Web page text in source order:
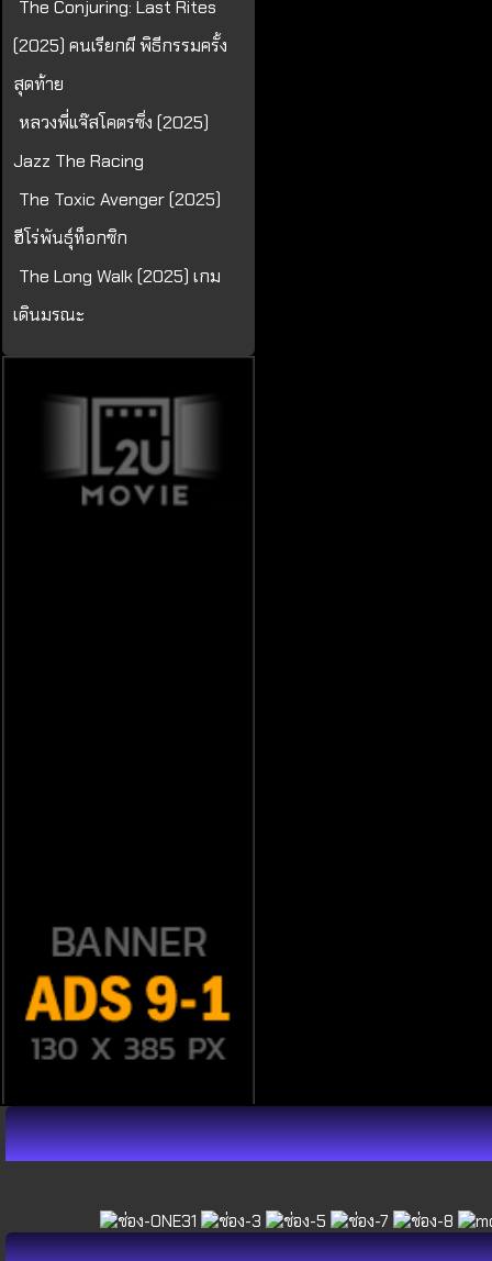
The Conjuring: Last Rites
(2025) คนเรียกผี พิธีกรรมครั้ง
สุดท้าย
หลวงพี่แจ๊สโคตรซิ่ง (2025)
Jazz The Racing
The Toxic Avenger (2025)
ฮีโร่พันธุ์ท็อกซิก
The Long Walk (2025) เกม
เดินมรณะ